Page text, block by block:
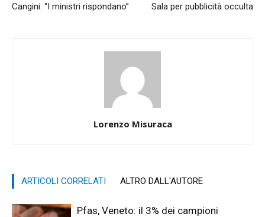
Cangini: “I ministri rispondano”
Sala per pubblicità occulta
Lorenzo Misuraca
ARTICOLI CORRELATI ALTRO DALL'AUTORE
Pfas, Veneto: il 3% dei campioni